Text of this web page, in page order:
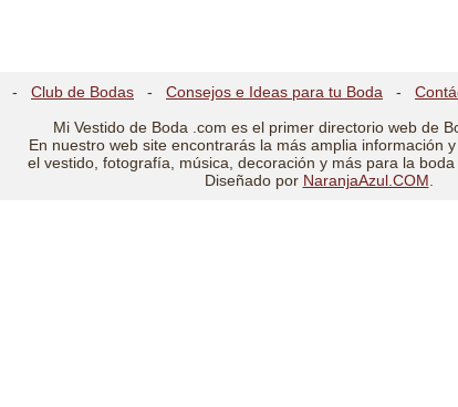
- Club de Bodas - Consejos e Ideas para tu Boda -
Mi Vestido de Boda .com es el primer directorio web de
En nuestro web site encontrarás la más amplia información
el vestido, fotografía, música, decoración y más para la boda
Diseñado por NaranjaAzul.COM